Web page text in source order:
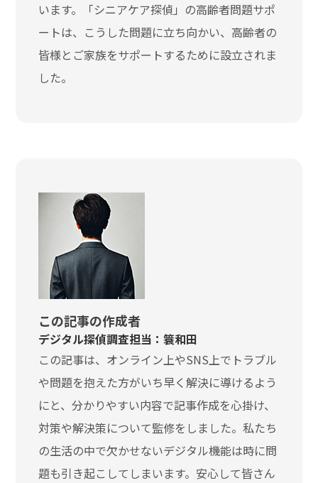
います。「シニアケア探偵」の高齢者問題サポ
ートは、こうした問題に立ち向かい、高齢者の
皆様とご家族をサポートするために設立されま
した。
この記事の作成者
デジタル探偵調査担当：簑和田
この記事は、オンライン上やSNS上でトラブル
や問題を抱えた方がいち早く解決に導けるよう
にと、分かりやすい内容で記事作成を心掛け、
対策や解決策について監修をしました。私たち
の生活の中で欠かせないデジタル機能は時に問
題も引き起こしてしまいます。安心して皆さん